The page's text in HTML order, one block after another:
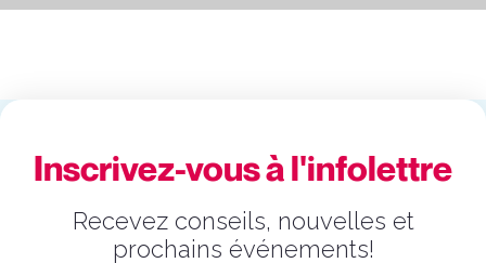
Inscrivez-vous à l'infolettre
Recevez conseils, nouvelles et
prochains événements!